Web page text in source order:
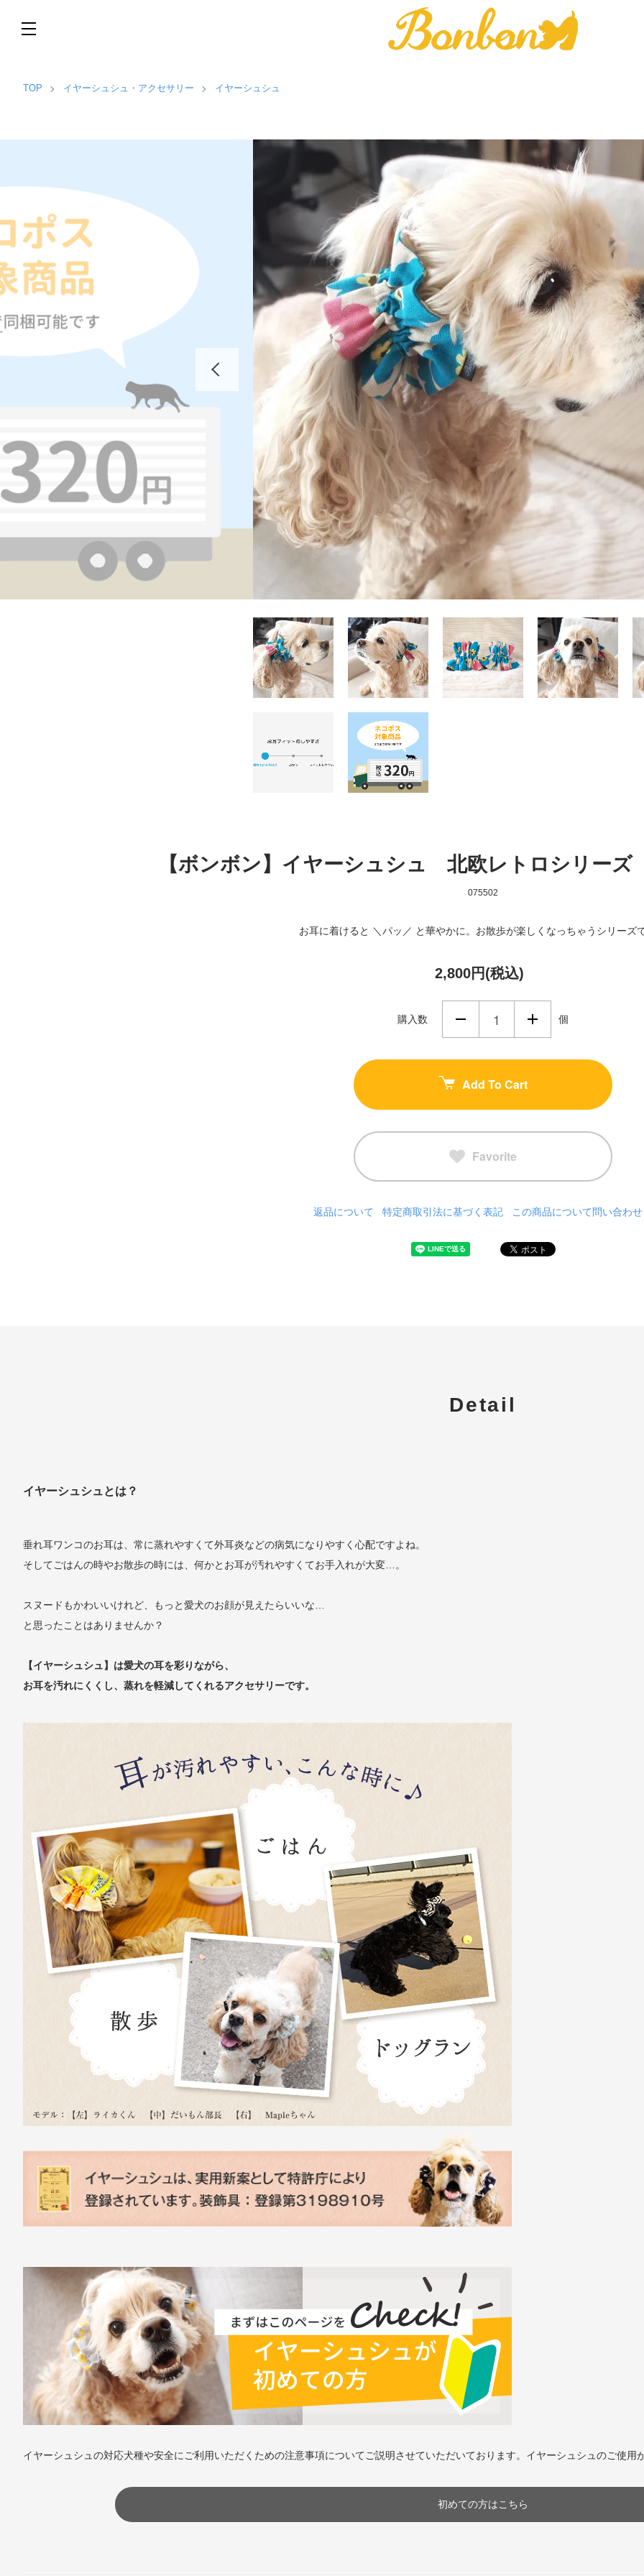
TOP イヤーシュシュ・アクセサリー イヤーシュシュ
【ボンボン】イヤーシュシュ 北欧レトロシリーズ
075502
お耳に着けると ＼パッ／ と華やかに。お散歩が楽しくなっちゃうシリーズ
2,800円(税込)
購入数 個
Add To Cart
Favorite
返品について 特定商取引法に基づく表記 この商品について問い合わ
Detail
イヤーシュシュとは？
垂れ耳ワンコのお耳は、常に蒸れやすくて外耳炎などの病気になりやすく心配ですよね。
そしてごはんの時やお散歩の時には、何かとお耳が汚れやすくてお手入れが大変…。
スヌードもかわいいけれど、もっと愛犬のお顔が見えたらいいな…
と思ったことはありませんか？
【イヤーシュシュ】は愛犬の耳を彩りながら、
お耳を汚れにくくし、蒸れを軽減してくれるアクセサリーです。
イヤーシュシュの対応犬種や安全にご利用いただくための注意事項についてご説明させていただいております。イヤーシュシュのご使
初めての方はこちら